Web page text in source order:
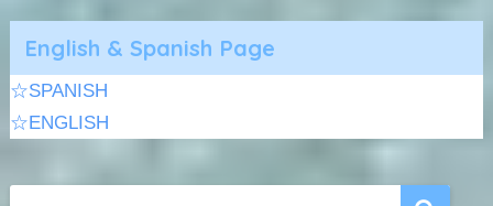
English & Spanish Page
☆SPANISH
☆ENGLISH